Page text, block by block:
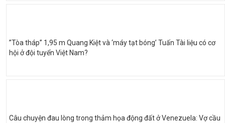
”Tòa tháp” 1,95 m Quang Kiệt và ‘máy tạt bóng’ Tuấn Tài liệu có cơ
hội ở đội tuyển Việt Nam?
Câu chuyện đau lòng trong thảm họa động đất ở Venezuela: Vợ cầu